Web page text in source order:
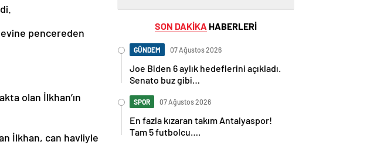
pencereden
olan İlkhan’ın
İlkhan, can havliyle
SON DAKİKA HABERLERİ
GÜNDEM 07 Ağustos 2026
Joe Biden 6 aylık hedeflerini açıkladı.
Senato buz gibi…
SPOR 07 Ağustos 2026
En fazla kızaran takım Antalyaspor!
Tam 5 futbolcu….